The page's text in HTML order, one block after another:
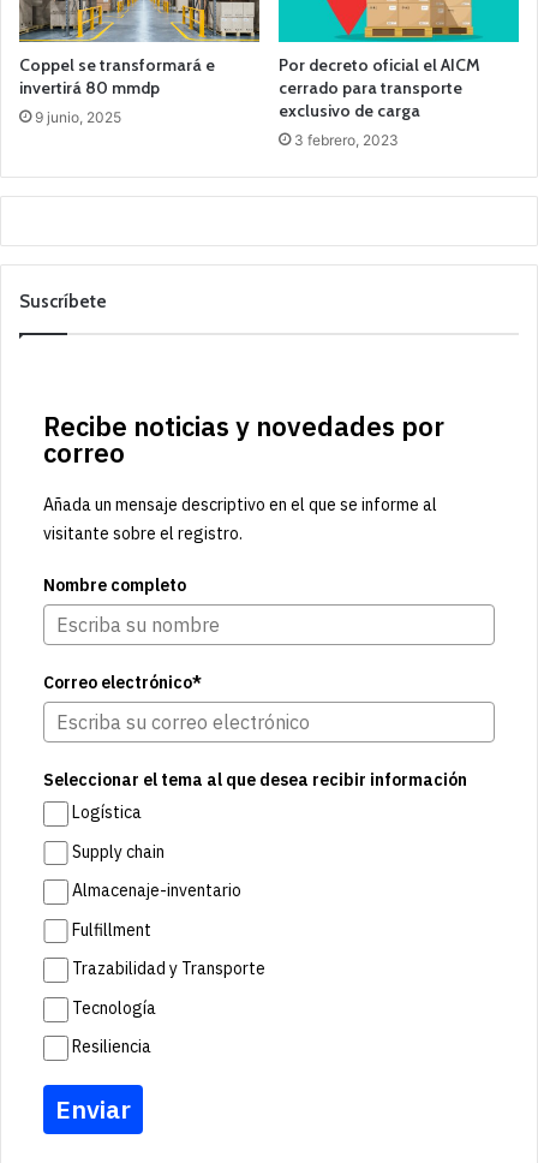
Coppel se transformará e
invertirá 80 mmdp
9 junio, 2025
Por decreto oficial el AICM
cerrado para transporte
exclusivo de carga
3 febrero, 2023
Suscríbete
Recibe noticias y novedades por
correo
Añada un mensaje descriptivo en el que se informe al
visitante sobre el registro.
Nombre completo
Correo electrónico*
Seleccionar el tema al que desea recibir información
Logística
Supply chain
Almacenaje-inventario
Fulfillment
Trazabilidad y Transporte
Tecnología
Resiliencia
Enviar